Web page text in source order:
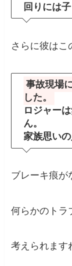
回りには
さらに彼はこ
事故現場
した。
ロジャー
ん。
家族思いの
ブレーキ痕が
何らかのトラ
考えられます